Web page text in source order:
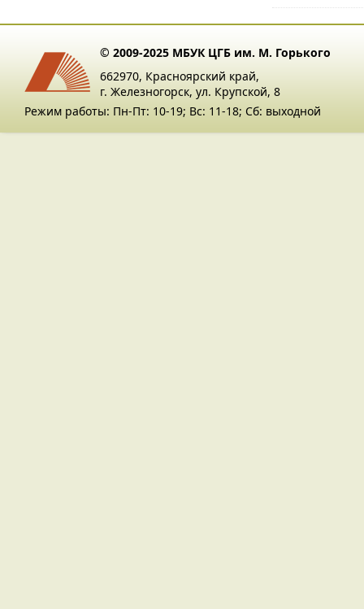
© 2009-2025 МБУК ЦГБ им. М. Горького
662970, Красноярский край,
г. Железногорск, ул. Крупской, 8
Режим работы: Пн-Пт: 10-19; Вс: 11-18; Сб: выходной